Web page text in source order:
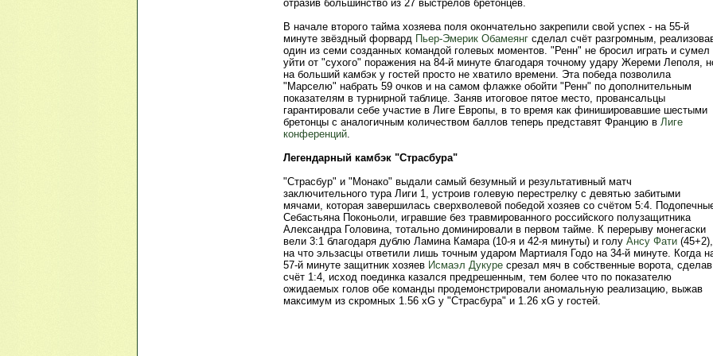
отразив большинство из 27 выстрелов бретонцев.
В начале второго тайма хозяева поля окончательно закрепили свой успех - на 55-й
минуте звёздный форвард Пьер-Эмерик Обамеянгсделал счёт разгромным,
один из семи созданных командой голевых моментов. "Ренн" не бросил играть и сумел
уйти от "сухого" поражения на 84-й минуте благодаря точному удару Жереми Леполя,
на больший камбэк у гостей просто не хватило времени. Эта победа позволила
"Марселю" набрать 59 очков и на самом флажке обойти "Ренн" по дополнительным
показателям в турнирной таблице. Заняв итоговое пятое место, провансальцы
гарантировали себе участие в Лиге Европы, в то время как финишировавшие шестыми
бретонцы с аналогичным количеством баллов теперь представят Францию в Лиге
конференций.
Легендарный камбэк "Страсбура"
"Страсбур" и "Монако" выдали самый безумный и результативный матч
заключительного тура Лиги 1, устроив голевую перестрелку с девятью забитыми
мячами, которая завершилась сверхволевой победой хозяев со счётом 5:4.
Себастьяна Поконьоли, игравшие без травмированного российского полузащитника
Александра Головина, тотально доминировали в первом тайме. К перерыву монегаски
вели 3:1 благодаря дублю Ламина Камара (10-я и 42-я минуты) и голу Ансу Фати(45+2),
на что эльзасцы ответили лишь точным ударом Мартиаля Годо на 34-й минуте. Когда
57-й минуте защитник хозяев Исмаэл Дукуресрезал мяч в собственные ворота, сделав
счёт 1:4, исход поединка казался предрешенным, тем более что по показателю
ожидаемых голов обе команды продемонстрировали аномальную реализацию, выжав
максимум из скромных 1.56 xG у "Страсбура" и 1.26 xG у гостей.